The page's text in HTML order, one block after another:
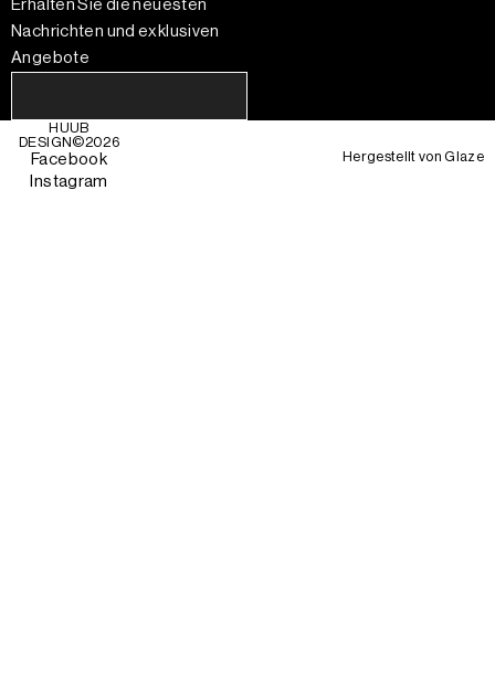
Erhalten Sie die neuesten
Nachrichten und exklusiven
Angebote
HUUB
DESIGN©2026
Facebook
Instagram
Hergestellt vonGlaze